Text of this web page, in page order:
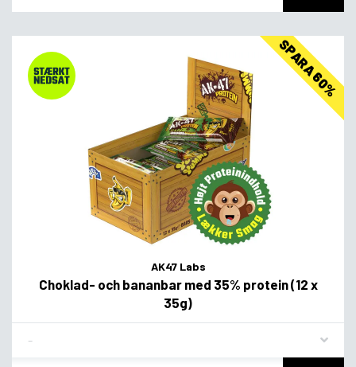
SPARA 60%
AK47 Labs
Choklad- och bananbar med 35% protein (12 x
35g)